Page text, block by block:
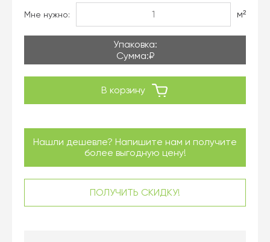
Мне нужно: м²
Упаковка:
Сумма:₽
В корзину
Нашли дешевле? Напишите нам и получите
более выгодную цену!
ПОЛУЧИТЬ СКИДКУ!